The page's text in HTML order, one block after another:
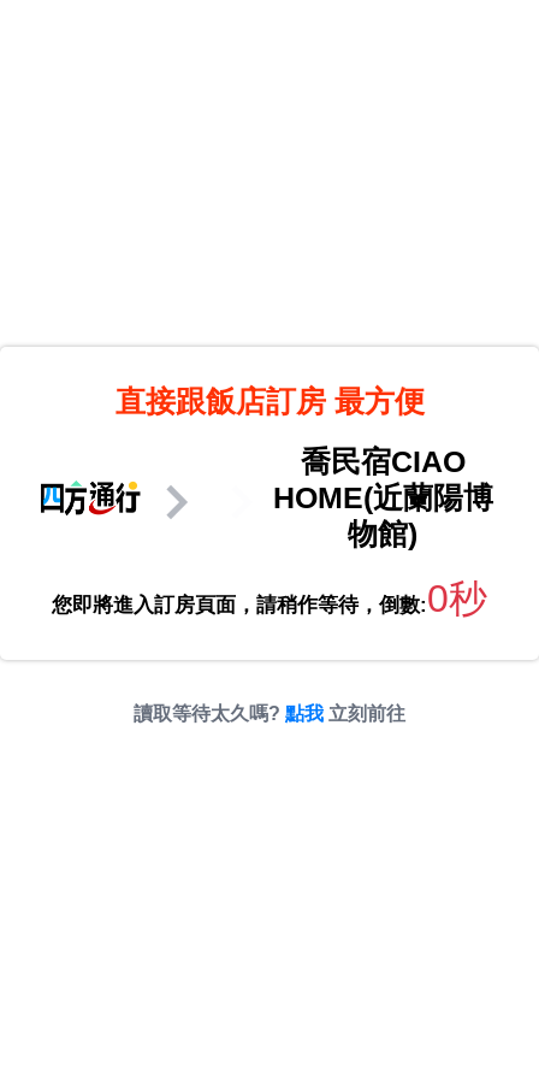
直接跟飯店訂房 最方便
喬民宿CIAO
HOME(近蘭陽博
物館)
您即將進入訂房頁面，請稍作等待，倒數:0秒
讀取等待太久嗎? 點我 立刻前往